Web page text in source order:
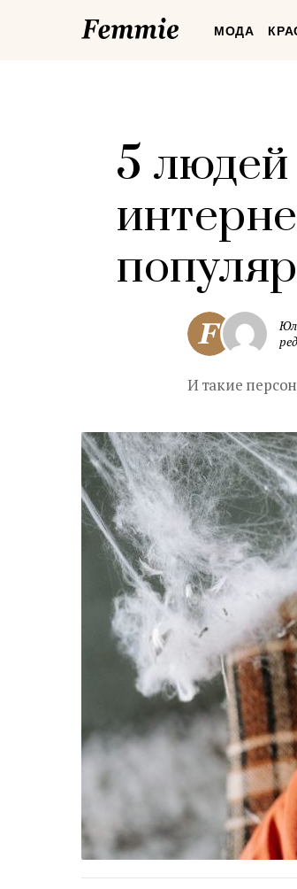
FemmieМОДА
5 людей
И такие